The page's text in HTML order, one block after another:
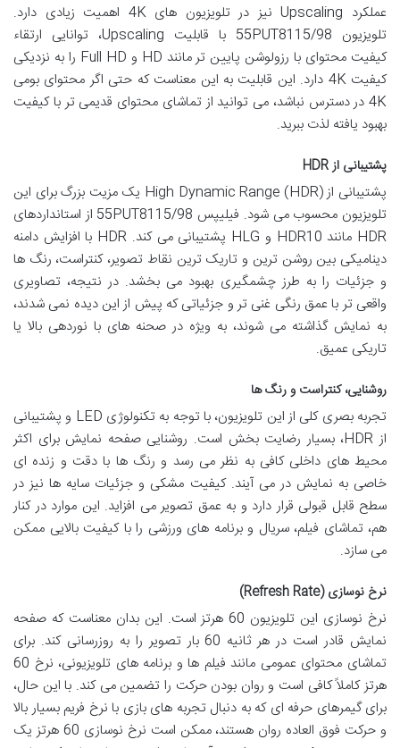
عملکرد Upscaling نیز در تلویزیون های 4K اهمیت زیادی دارد.
تلویزیون 55PUT8115/98 با قابلیت Upscaling، توانایی ارتقاء
کیفیت محتوای با رزولوشن پایین تر مانند HD و Full HD را به نزدیکی
کیفیت 4K دارد. این قابلیت به این معناست که حتی اگر محتوای بومی
4K در دسترس نباشد، می توانید از تماشای محتوای قدیمی تر با کیفیت
بهبود یافته لذت ببرید.
پشتیبانی از HDR
پشتیبانی از High Dynamic Range (HDR) یک مزیت بزرگ برای این
تلویزیون محسوب می شود. فیلیپس 55PUT8115/98 از استانداردهای
HDR مانند HDR10 و HLG پشتیبانی می کند. HDR با افزایش دامنه
دینامیکی بین روشن ترین و تاریک ترین نقاط تصویر، کنتراست، رنگ ها
و جزئیات را به طرز چشمگیری بهبود می بخشد. در نتیجه، تصاویری
واقعی تر با عمق رنگی غنی تر و جزئیاتی که پیش از این دیده نمی شدند،
به نمایش گذاشته می شوند، به ویژه در صحنه های با نوردهی بالا یا
تاریکی عمیق.
روشنایی، کنتراست و رنگ ها
تجربه بصری کلی از این تلویزیون، با توجه به تکنولوژی LED و پشتیبانی
از HDR، بسیار رضایت بخش است. روشنایی صفحه نمایش برای اکثر
محیط های داخلی کافی به نظر می رسد و رنگ ها با دقت و زنده ای
خاصی به نمایش در می آیند. کیفیت مشکی و جزئیات سایه ها نیز در
سطح قابل قبولی قرار دارد و به عمق تصویر می افزاید. این موارد در کنار
هم، تماشای فیلم، سریال و برنامه های ورزشی را با کیفیت بالایی ممکن
می سازد.
نرخ نوسازی (Refresh Rate)
نرخ نوسازی این تلویزیون 60 هرتز است. این بدان معناست که صفحه
نمایش قادر است در هر ثانیه 60 بار تصویر را به روزرسانی کند. برای
تماشای محتوای عمومی مانند فیلم ها و برنامه های تلویزیونی، نرخ 60
هرتز کاملاً کافی است و روان بودن حرکت را تضمین می کند. با این حال،
برای گیمرهای حرفه ای که به دنبال تجربه های بازی با نرخ فریم بسیار بالا
و حرکت فوق العاده روان هستند، ممکن است نرخ نوسازی 60 هرتز یک